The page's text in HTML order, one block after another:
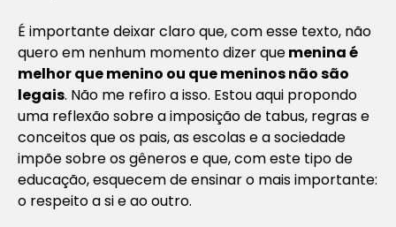
É importante deixar claro que, com esse texto, não
quero em nenhum momento dizer quemenina é
melhor que menino ou que meninos não são
legais. Não me refiro a isso. Estou aqui propondo
uma reflexão sobre a imposição de tabus, regras e
conceitos que os pais, as escolas e a sociedade
impõe sobre os gêneros e que, com este tipo de
educação, esquecem de ensinar o mais importante:
o respeito a si e ao outro.